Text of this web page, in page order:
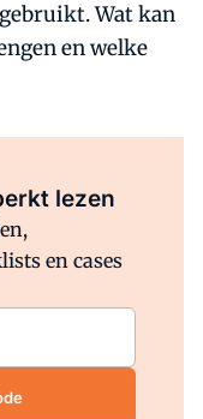
Wat kan
en welke
lezen
en cases